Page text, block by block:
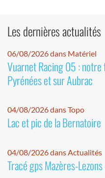
Les dernières actualités
06/08/2026 dans Matériel
Vuarnet Racing 05 : notre
Pyrénées et sur Aubrac
04/08/2026 dans Topo
Lac et pic de la Bernatoire
04/08/2026 dans Actualités
Tracé gps Mazères-